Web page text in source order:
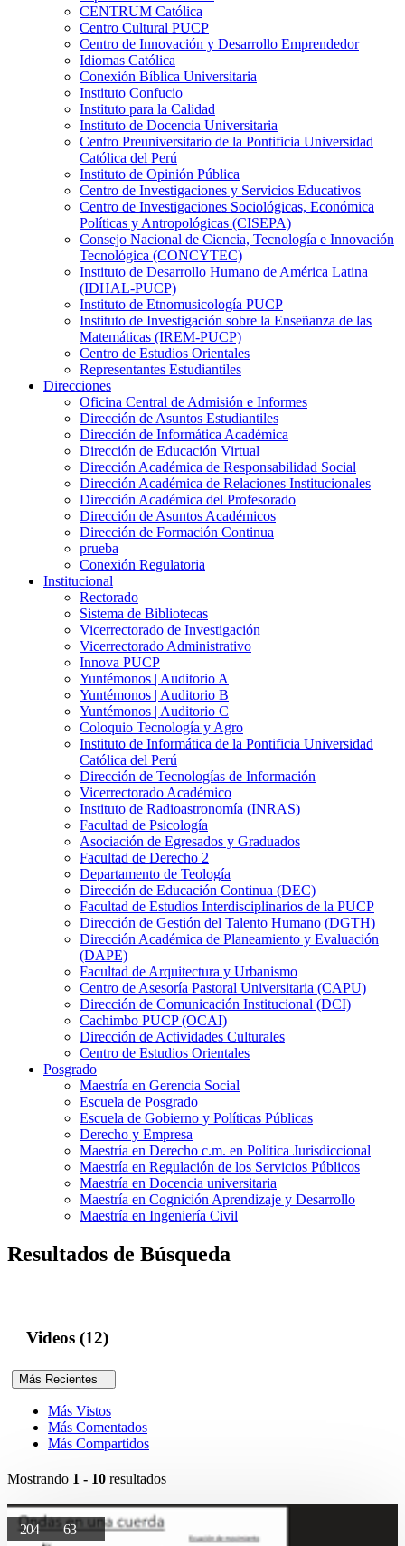
CENTRUM Católica
Centro Cultural PUCP
Centro de Innovación y Desarrollo Emprendedor
Idiomas Católica
Conexión Bíblica Universitaria
Instituto Confucio
Instituto para la Calidad
Instituto de Docencia Universitaria
Centro Preuniversitario de la Pontificia Universidad
Católica del Perú
Instituto de Opinión Pública
Centro de Investigaciones y Servicios Educativos
Centro de Investigaciones Sociológicas, Económica
Políticas y Antropológicas (CISEPA)
Consejo Nacional de Ciencia, Tecnología e Innovación
Tecnológica (CONCYTEC)
Instituto de Desarrollo Humano de América Latina
(IDHAL-PUCP)
Instituto de Etnomusicología PUCP
Instituto de Investigación sobre la Enseñanza de las
Matemáticas (IREM-PUCP)
Centro de Estudios Orientales
Representantes Estudiantiles
Direcciones
Oficina Central de Admisión e Informes
Dirección de Asuntos Estudiantiles
Dirección de Informática Académica
Dirección de Educación Virtual
Dirección Académica de Responsabilidad Social
Dirección Académica de Relaciones Institucionales
Dirección Académica del Profesorado
Dirección de Asuntos Académicos
Dirección de Formación Continua
prueba
Conexión Regulatoria
Institucional
Rectorado
Sistema de Bibliotecas
Vicerrectorado de Investigación
Vicerrectorado Administrativo
Innova PUCP
Yuntémonos | Auditorio A
Yuntémonos | Auditorio B
Yuntémonos | Auditorio C
Coloquio Tecnología y Agro
Instituto de Informática de la Pontificia Universidad
Católica del Perú
Dirección de Tecnologías de Información
Vicerrectorado Académico
Instituto de Radioastronomía (INRAS)
Facultad de Psicología
Asociación de Egresados y Graduados
Facultad de Derecho 2
Departamento de Teología
Dirección de Educación Continua (DEC)
Facultad de Estudios Interdisciplinarios de la PUCP
Dirección de Gestión del Talento Humano (DGTH)
Dirección Académica de Planeamiento y Evaluación
(DAPE)
Facultad de Arquitectura y Urbanismo
Centro de Asesoría Pastoral Universitaria (CAPU)
Dirección de Comunicación Institucional (DCI)
Cachimbo PUCP (OCAI)
Dirección de Actividades Culturales
Centro de Estudios Orientales
Posgrado
Maestría en Gerencia Social
Escuela de Posgrado
Escuela de Gobierno y Políticas Públicas
Derecho y Empresa
Maestría en Derecho c.m. en Política Jurisdiccional
Maestría en Regulación de los Servicios Públicos
Maestría en Docencia universitaria
Maestría en Cognición Aprendizaje y Desarrollo
Maestría en Ingeniería Civil
Resultados de Búsqueda
Videos (12)
Más Recientes
Más Vistos
Más Comentados
Más Compartidos
Mostrando 1 - 10 resultados
20463